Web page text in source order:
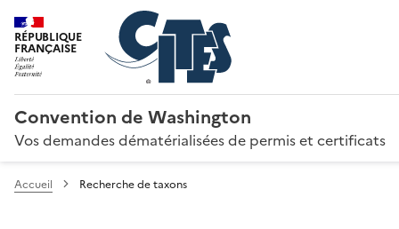
RÉPUBLIQUE
FRANÇAISE
Convention de Washington
Vos demandes dématérialisées de permis et certificats
Accueil Recherche de taxons